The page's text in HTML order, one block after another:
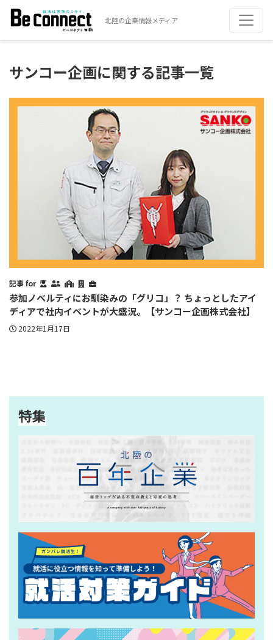
北陸の企業情報メディア
サンコー企画に関する記事一覧
記事 for
参加ノベルティにお馴染みの「グリコ」？ ちょっとしたアイ
ディアで社内イベントが大盛況。【サンコー企画株式会社】
2022年1月17日
特集